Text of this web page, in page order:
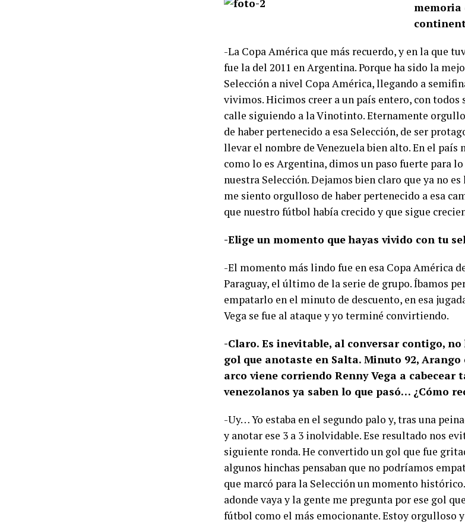
memoria
-La Copa América que más recuerdo, y en la que
fue la del 2011 en Argentina. Porque ha sido la
Selección a nivel Copa América, llegando a
vivimos. Hicimos creer a un país entero, con todos
calle siguiendo a la Vinotinto. Eternamente
de haber pertenecido a esa Selección, de ser
llevar el nombre de Venezuela bien alto. En el país
como lo es Argentina, dimos un paso fuerte para
nuestra Selección. Dejamos bien claro que ya no
me siento orgulloso de haber pertenecido a esa
que nuestro fútbol había crecido y que sigue
-Elige un momento que hayas vivido con tu
-El momento más lindo fue en esa Copa América
Paraguay, el último de la serie de grupo. Íbamos
empatarlo en el minuto de descuento, en esa
Vega se fue al ataque y yo terminé convirtiendo.
-Claro. Es inevitable, al conversar contigo,
gol que anotaste en Salta. Minuto 92,
arco viene corriendo Renny Vega a cabecear
venezolanos ya saben lo que pasó… ¿Cómo
-Uy… Yo estaba en el segundo palo y, tras una
y anotar ese 3 a 3 inolvidable. Ese resultado nos
siguiente ronda. He convertido un gol que fue
algunos hinchas pensaban que no podríamos
que marcó para la Selección un momento
adonde vaya y la gente me pregunta por ese gol
fútbol como el más emocionante. Estoy orgulloso